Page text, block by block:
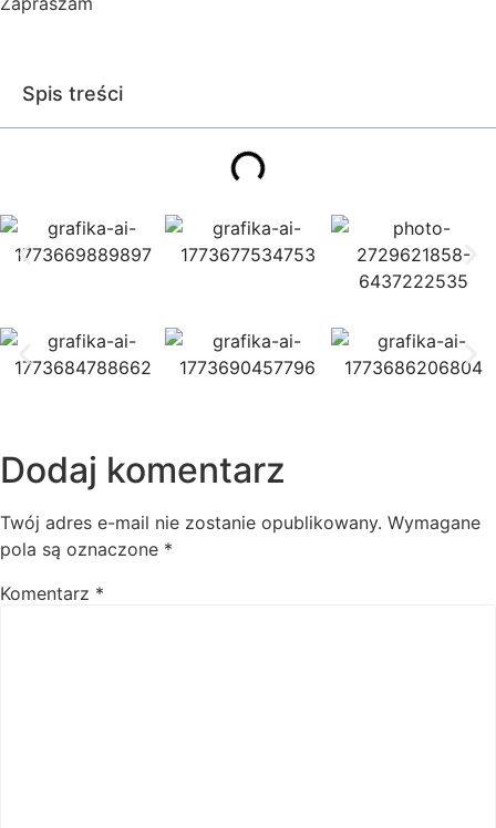
Spis treści
Dodaj komentarz
Twój adres e-mail nie zostanie opublikowany. Wymagane
pola są oznaczone *
Komentarz *